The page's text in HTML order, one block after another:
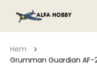
Hem
Grumman Guardian AF-